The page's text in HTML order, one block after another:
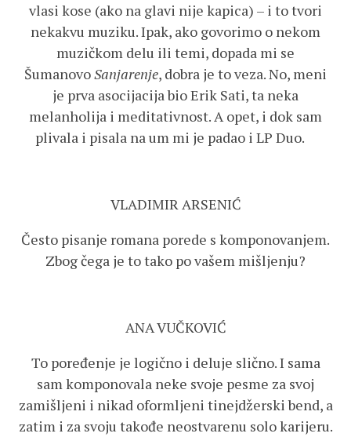
vlasi kose (ako na glavi nije kapica) – i to tvori
nekakvu muziku. Ipak, ako govorimo o nekom
muzičkom delu ili temi, dopada mi se
ŠumanovoSanjarenje, dobra je to veza. No, meni
je prva asocijacija bio Erik Sati, ta neka
melanholija i meditativnost. A opet, i dok sam
plivala i pisala na um mi je padao i LP Duo.
VLADIMIR ARSENIĆ
Često pisanje romana porede s komponovanjem.
Zbog čega je to tako po vašem mišljenju?
ANA VUČKOVIĆ
To poređenje je logično i deluje slično. I sama
sam komponovala neke svoje pesme za svoj
zamišljeni i nikad oformljeni tinejdžerski bend, a
zatim i za svoju takođe neostvarenu solo karijeru.